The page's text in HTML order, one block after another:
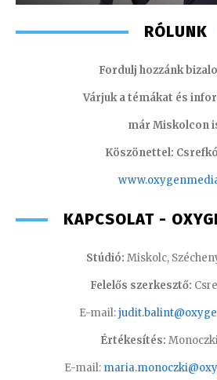
RÓLUNK
Fordulj hozzánk
Várjuk a témákat és
már Miskolcon
Köszönettel:
www.oxyge
KAPCSOLAT -
Stúdió: Miskolc,
Felelős szerkesztő:
E-mail:
Értékesítés:
E-mail: